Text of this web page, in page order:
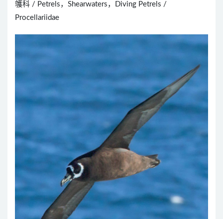
鹱科 / Petrels，Shearwaters，Diving Petrels /
Procellariidae